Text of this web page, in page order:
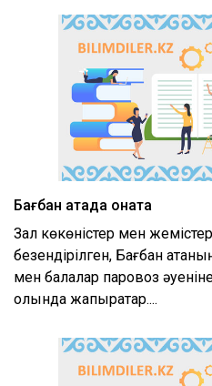
Бағбан атада қонақта
Зал көкөністер мен
безендірілген, Бағбан
мен балалар паровоз
қолында жапырақтар....